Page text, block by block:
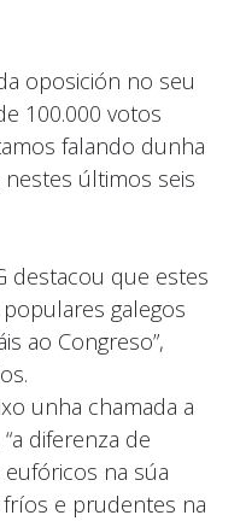
oposición no seu
100.000 votos
falando dunha
últimos seis
destacou que estes
galegos
ao Congreso”,
unha chamada a
diferenza de
na súa
e prudentes na